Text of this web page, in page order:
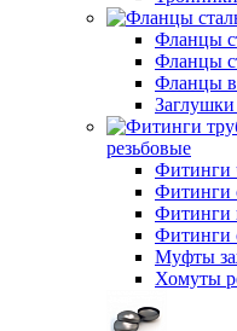
Фланцы
Фланцы
Фланцы
резьбовые
Фитинги
Фитинги
Фитинги
Фитинги
Муфты
Хомуты